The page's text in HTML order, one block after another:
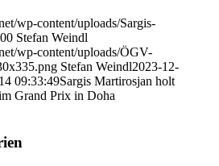
wp-content/uploads/Sargis-
Stefan Weindl
wp-content/uploads/ÖGV-
Stefan Weindl2023-12-
09:33:49Sargis Martirosjan holt
Grand Prix in Doha